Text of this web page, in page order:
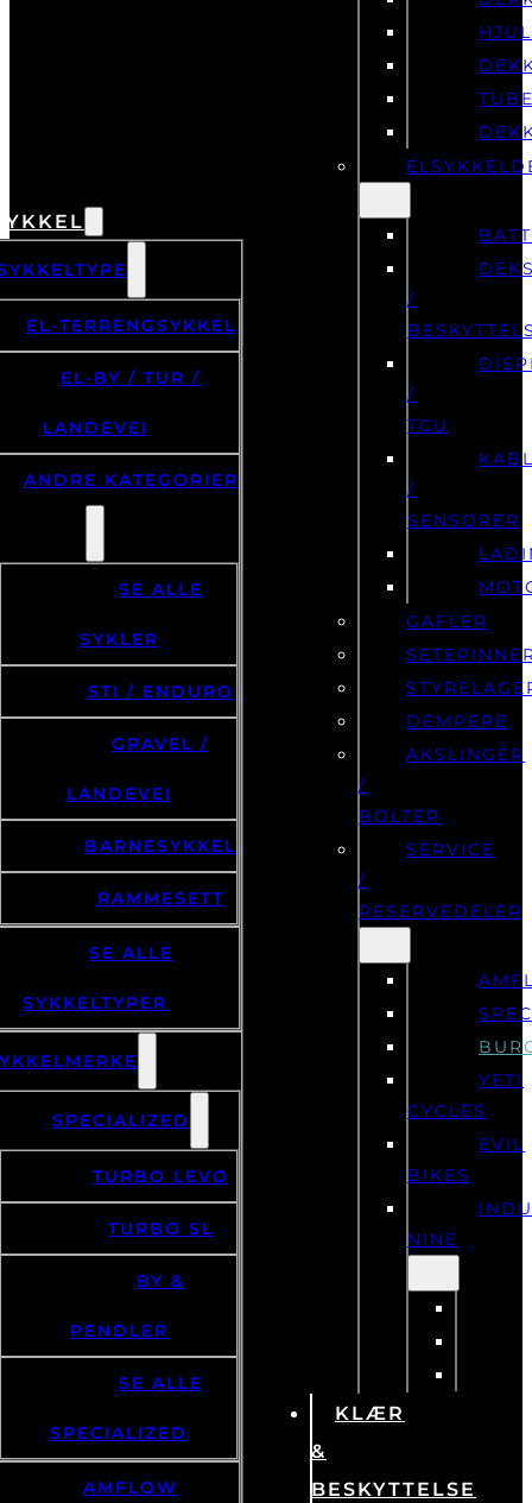
EL-TERRENGSYKKEL
EL-BY / TUR /
LANDEVEI
ANDRE KATEGORIER
SE ALLE
SYKLER
STI / ENDURO
GRAVEL /
LANDEVEI
BARNESYKKEL
RAMMESETT
SE ALLE
SYKKELTYPER
SPECIALIZED
TURBO LEVO
TURBO SL
BY &
PENDLER
SE ALLE
SPECIALIZED
AMFLOW
HJUL
/
/
TCU
/
SENSORER
GAFLER
DEMPERE
AKSLINGER
/
BOLTER
SERVICE
/
RESERVEDELER
YETI
CYCLES
EVIL
BIKES
NINE
KLÆR
&
BESKYTTELSE